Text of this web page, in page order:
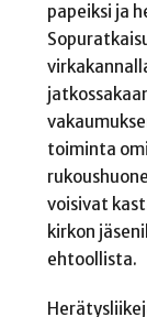
papeiksi ja
toiminta
voisivat
kirkon
ehtoollista.